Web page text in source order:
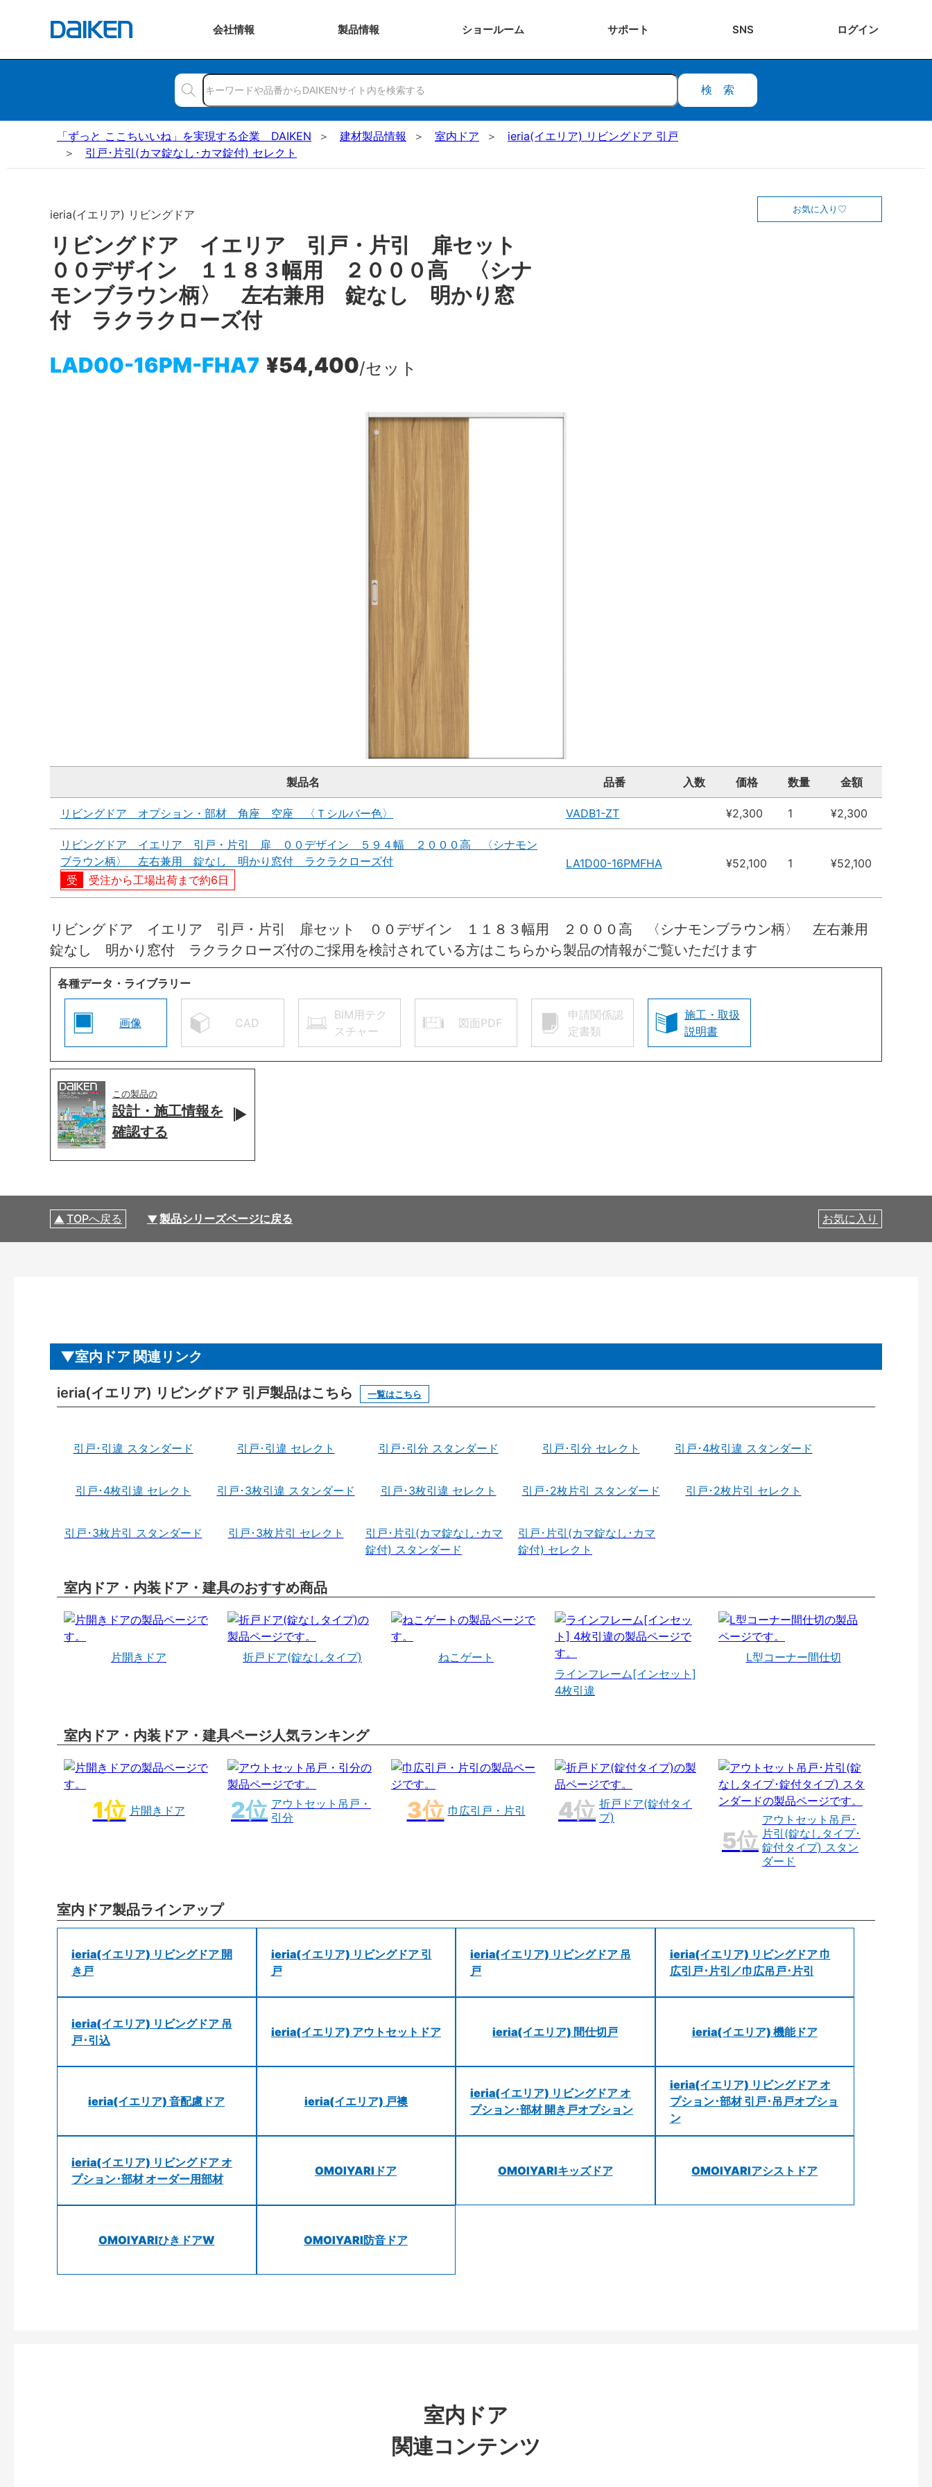
会社情報 製品情報 ショールーム サポート SNS ログイン
検索
「ずっと ここちいいね」を実現する企業 DAIKEN 建材製品情報 室内ドア
ieria(イエリア) リビングドア 引戸
引戸･片引(カマ錠なし･カマ錠付) セレクト
ieria(イエリア) リビングドア
リビングドア イエリア 引戸・片引 扉セット
００デザイン １１８３幅用 ２０００高 〈シナ
モンブラウン柄〉 左右兼用 錠なし 明かり窓
付 ラクラクローズ付
LAD00-16PM-FHA7 ¥54,400/セット
お気に入り
製品名 品番 入数 価格 数量 金額
リビングドア オプション・部材 角座 空座 〈Ｔシルバー色〉 VADB1-ZT ¥2,300 1 ¥2,300
リビングドア イエリア 引戸・片引 扉 ００デザイン ５９４幅 ２０００高 〈シナモン
ブラウン柄〉 左右兼用 錠なし 明かり窓付 ラクラクローズ付
受注から工場出荷まで約6日
LA1D00-16PMFHA ¥52,100 1 ¥52,100
リビングドア イエリア 引戸・片引 扉セット ００デザイン １１８３幅用 ２０００高 〈シナモンブラウン柄〉 左右兼用
錠なし 明かり窓付 ラクラクローズ付のご採用を検討されている方はこちらから製品の情報がご覧いただけます
各種データ・ライブラリー
画像 CAD
BIM用テク
スチャー
図面PDF
申請関係認
定書類
施工・取扱
説明書
この製品の
設計・施工情報を
確認する
TOPへ戻る 製品シリーズページに戻る お気に入り
室内ドア 関連リンク
ieria(イエリア) リビングドア 引戸製品はこちら 一覧はこちら
引戸･引違 スタンダード 引戸･引違 セレクト 引戸･引分 スタンダード 引戸･引分 セレクト 引戸･4枚引違 スタンダード
引戸･4枚引違 セレクト 引戸･3枚引違 スタンダード 引戸･3枚引違 セレクト 引戸･2枚片引 スタンダード 引戸･2枚片引 セレクト
引戸･3枚片引 スタンダード 引戸･3枚片引 セレクト
引戸･片引(カマ錠なし･カマ
錠付) スタンダード
引戸･片引(カマ錠なし･カマ
錠付) セレクト
室内ドア・内装ドア・建具のおすすめ商品
片開きドア 折戸ドア(錠なしタイプ)
ねこゲート
ラインフレーム[インセット]
4枚引違
L型コーナー間仕切
室内ドア・内装ドア・建具ページ人気ランキング
片開きドア
アウトセット吊戸・
引分
巾広引戸・片引
折戸ドア(錠付タイ
プ)
アウトセット吊戸･
片引(錠なしタイプ･
錠付タイプ) スタン
ダード
室内ドア製品ラインアップ
ieria(イエリア) リビングドア 開
き戸
ieria(イエリア) リビングドア 引
戸
ieria(イエリア) リビングドア 吊
戸
ieria(イエリア) リビングドア 巾
広引戸･片引／巾広吊戸･片引
ieria(イエリア) リビングドア 吊
戸･引込
ieria(イエリア) アウトセットドア ieria(イエリア) 間仕切戸 ieria(イエリア) 機能ドア
ieria(イエリア) 音配慮ドア ieria(イエリア) 戸襖
ieria(イエリア) リビングドア オ
プション･部材 開き戸オプション
ieria(イエリア) リビングドア オ
プション･部材 引戸･吊戸オプショ
ン
ieria(イエリア) リビングドア オ
プション･部材 オーダー用部材
OMOIYARIドア OMOIYARIキッズドア OMOIYARIアシストドア
OMOIYARIひきドアW OMOIYARI防音ドア
室内ドア
関連コンテンツ